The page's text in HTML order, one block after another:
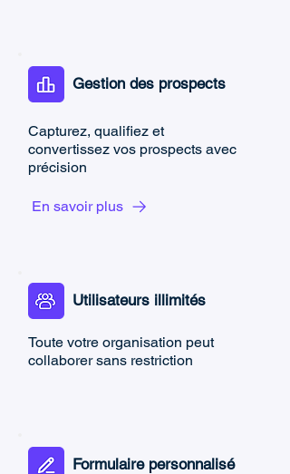
Gestion des prospects
Capturez, qualifiez et
convertissez vos prospects avec
précision
En savoir plus
Utilisateurs illimités
Toute votre organisation peut
collaborer sans restriction
Formulaire personnalisé